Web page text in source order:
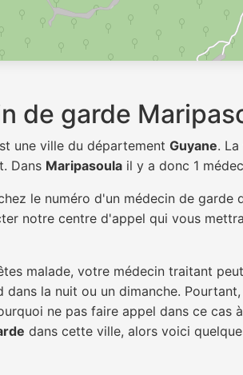
de garde
une ville du département Guyane.
Dans Maripasoula il y a donc 1
le numéro d'un médecin de garde
notre centre d'appel qui vous
malade, votre médecin traitant
dans la nuit ou un dimanche.
ne pas faire appel dans ce cas
dans cette ville, alors voici